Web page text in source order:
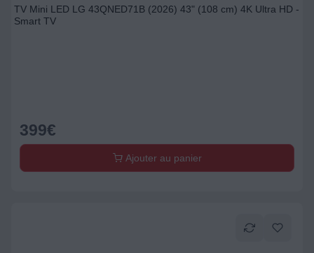
TV Mini LED LG 43QNED71B (2026) 43" (108 cm) 4K Ultra HD -
Smart TV
399€
Ajouter au panier